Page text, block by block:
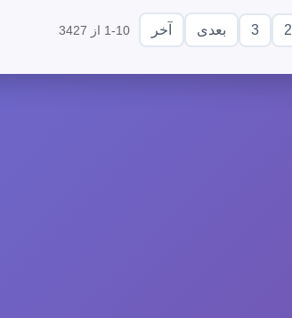
2
3 بعدی آخر 1-10 از 3427